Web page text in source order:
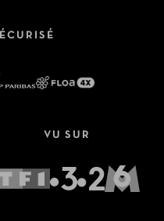
VU SUR